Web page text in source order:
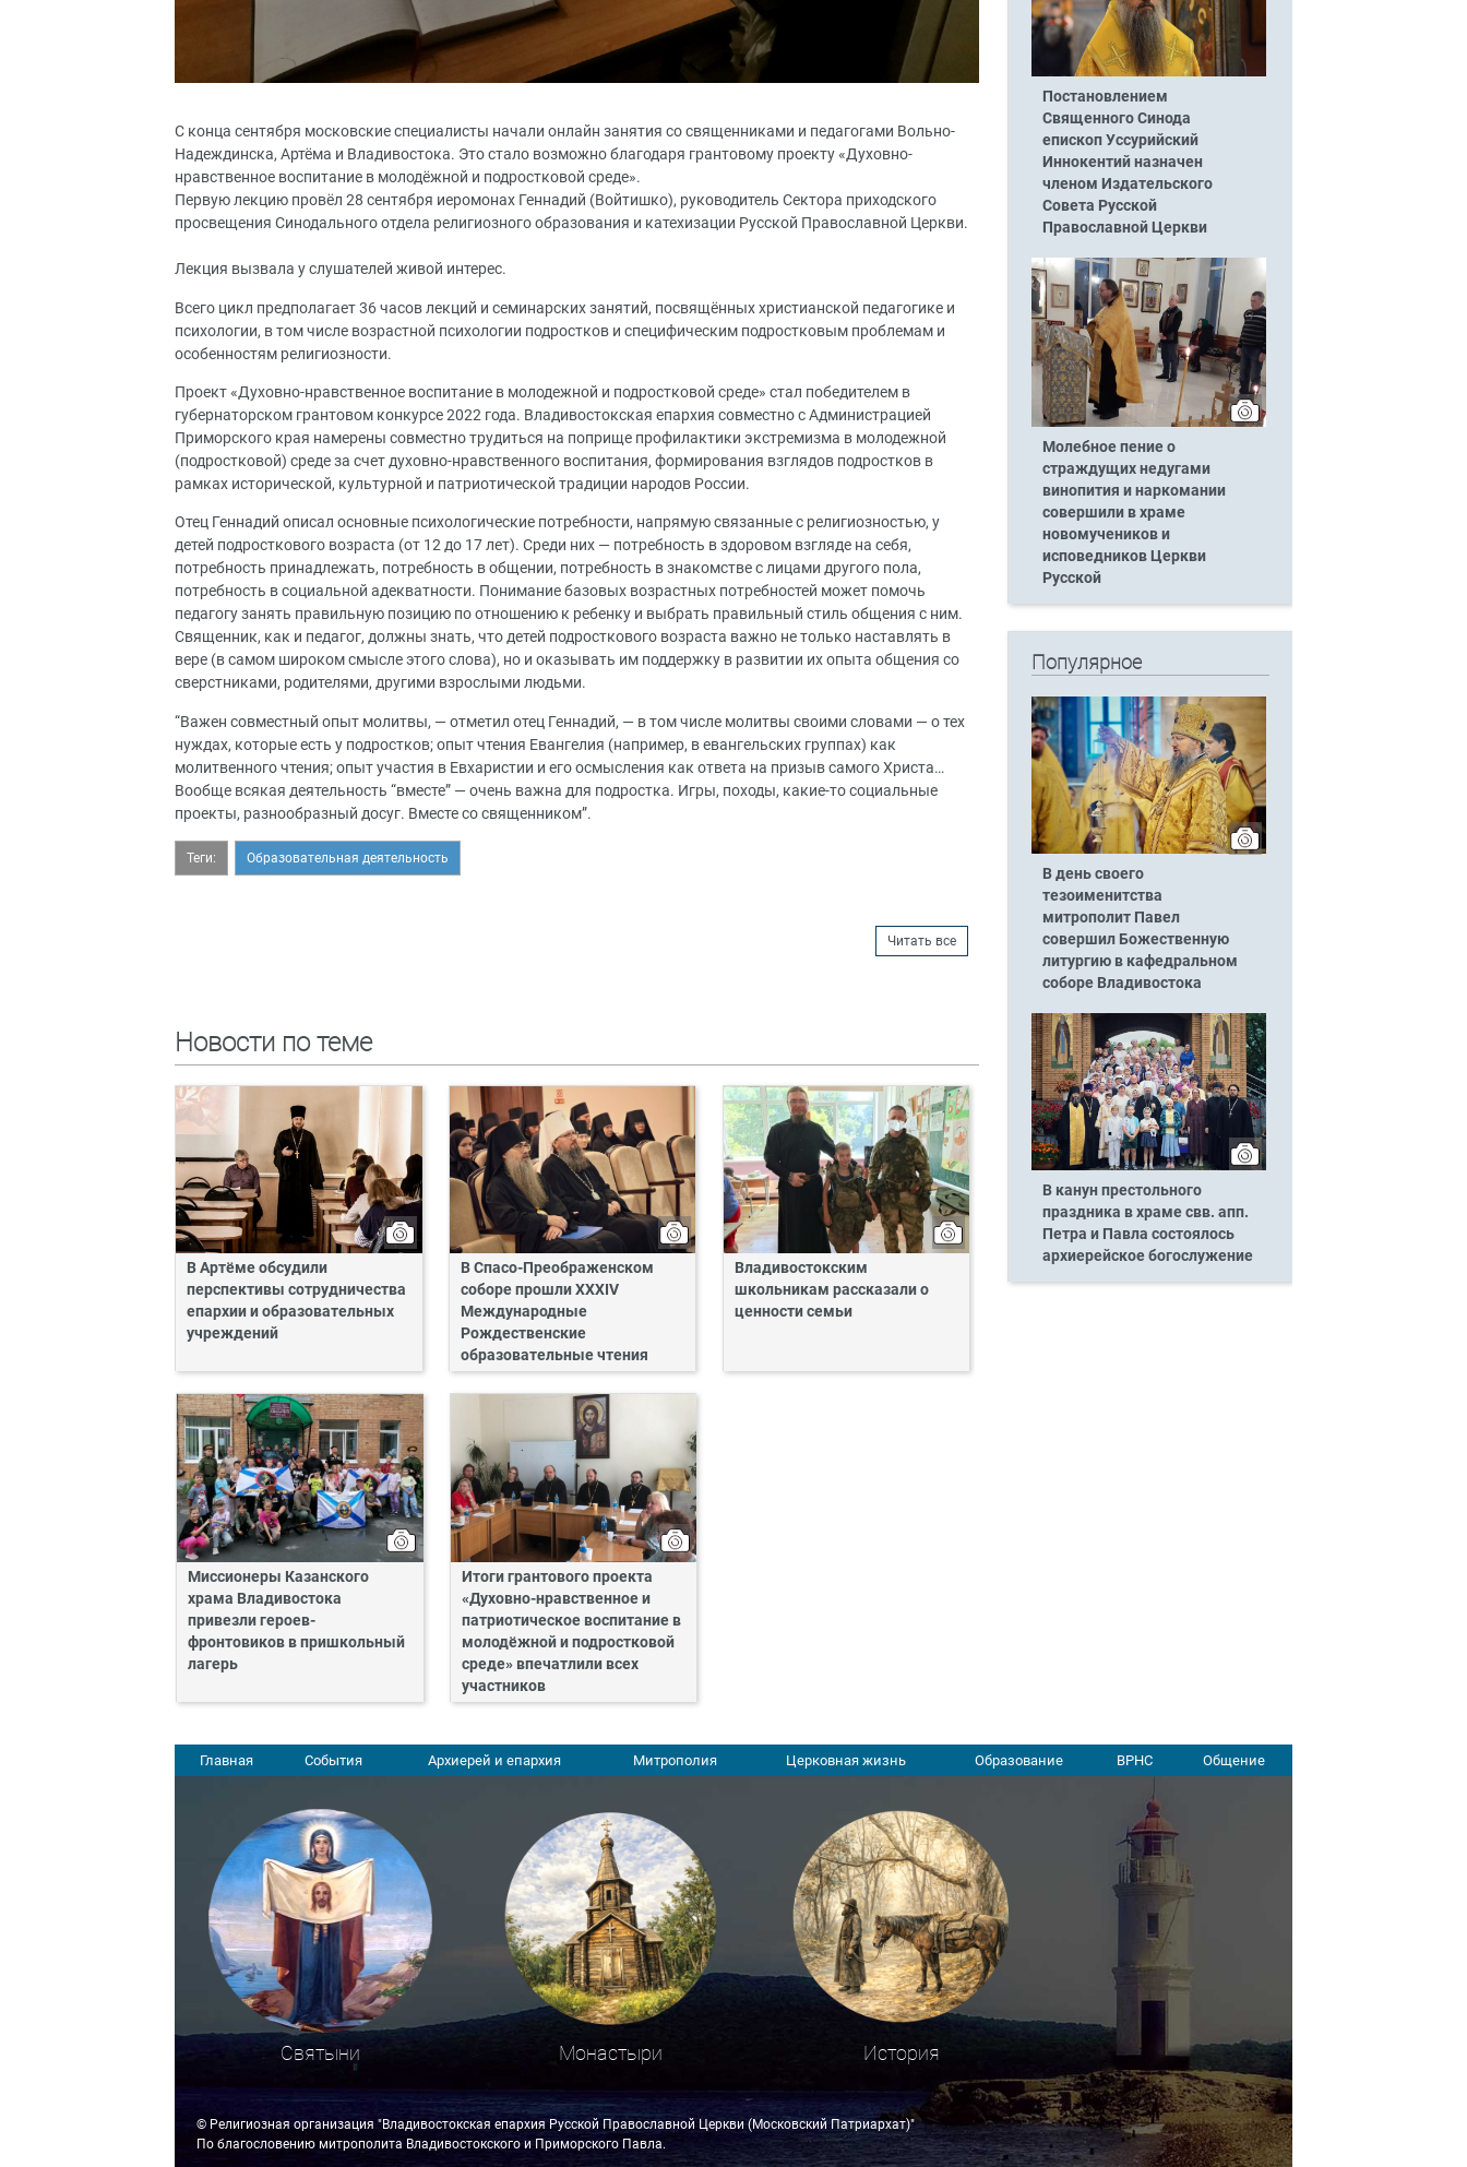
С конца сентября московские специалисты начали онлайн занятия со священниками и педагогами Вольно-
Надеждинска, Артёма и Владивостока. Это стало возможно благодаря грантовому проекту «Духовно-
нравственное воспитание в молодёжной и подростковой среде».
Первую лекцию провёл 28 сентября иеромонах Геннадий (Войтишко), руководитель Сектора приходского
просвещения Синодального отдела религиозного образования и катехизации Русской Православной Церкви.
Лекция вызвала у слушателей живой интерес.
Всего цикл предполагает 36 часов лекций и семинарских занятий, посвящённых христианской педагогике и
психологии, в том числе возрастной психологии подростков и специфическим подростковым проблемам и
особенностям религиозности.
Проект «Духовно-нравственное воспитание в молодежной и подростковой среде» стал победителем в
губернаторском грантовом конкурсе 2022 года. Владивостокская епархия совместно с Администрацией
Приморского края намерены совместно трудиться на поприще профилактики экстремизма в молодежной
(подростковой) среде за счет духовно-нравственного воспитания, формирования взглядов подростков в
рамках исторической, культурной и патриотической традиции народов России.
Отец Геннадий описал основные психологические потребности, напрямую связанные с религиозностью, у
детей подросткового возраста (от 12 до 17 лет). Среди них — потребность в здоровом взгляде на себя,
потребность принадлежать, потребность в общении, потребность в знакомстве с лицами другого пола,
потребность в социальной адекватности. Понимание базовых возрастных потребностей может помочь
педагогу занять правильную позицию по отношению к ребенку и выбрать правильный стиль общения с ним.
Священник, как и педагог, должны знать, что детей подросткового возраста важно не только наставлять в
вере (в самом широком смысле этого слова), но и оказывать им поддержку в развитии их опыта общения со
сверстниками, родителями, другими взрослыми людьми.
“Важен совместный опыт молитвы, — отметил отец Геннадий, — в том числе молитвы своими словами — о тех
нуждах, которые есть у подростков; опыт чтения Евангелия (например, в евангельских группах) как
молитвенного чтения; опыт участия в Евхаристии и его осмысления как ответа на призыв самого Христа…
Вообще всякая деятельность “вместе” — очень важна для подростка. Игры, походы, какие-то социальные
проекты, разнообразный досуг. Вместе со священником”.
Теги: Образовательная деятельность
Читать все
Новости по теме
В Артёме обсудили
перспективы сотрудничества
епархии и образовательных
учреждений
В Спасо-Преображенском
соборе прошли XXXIV
Международные
Рождественские
образовательные чтения
Владивостокским
школьникам рассказали о
ценности семьи
Миссионеры Казанского
храма Владивостока
привезли героев-
фронтовиков в пришкольный
лагерь
Итоги грантового проекта
«Духовно-нравственное и
патриотическое воспитание в
молодёжной и подростковой
среде» впечатлили всех
участников
Постановлением
Священного Синода
епископ Уссурийский
Иннокентий назначен
членом Издательского
Совета Русской
Православной Церкви
Молебное пение о
страждущих недугами
винопития и наркомании
совершили в храме
новомучеников и
исповедников Церкви
Русской
Популярное
В день своего
тезоименитства
митрополит Павел
совершил Божественную
литургию в кафедральном
соборе Владивостока
В канун престольного
праздника в храме свв. апп.
Петра и Павла состоялось
архиерейское богослужение
Главная События Архиерей и епархия Митрополия Церковная жизнь Образование ВРНС Общение
Святыни Монастыри История
© Религиозная организация "Владивостокская епархия Русской Православной Церкви (Московский Патриархат)"
По благословению митрополита Владивостокского и Приморского Павла.